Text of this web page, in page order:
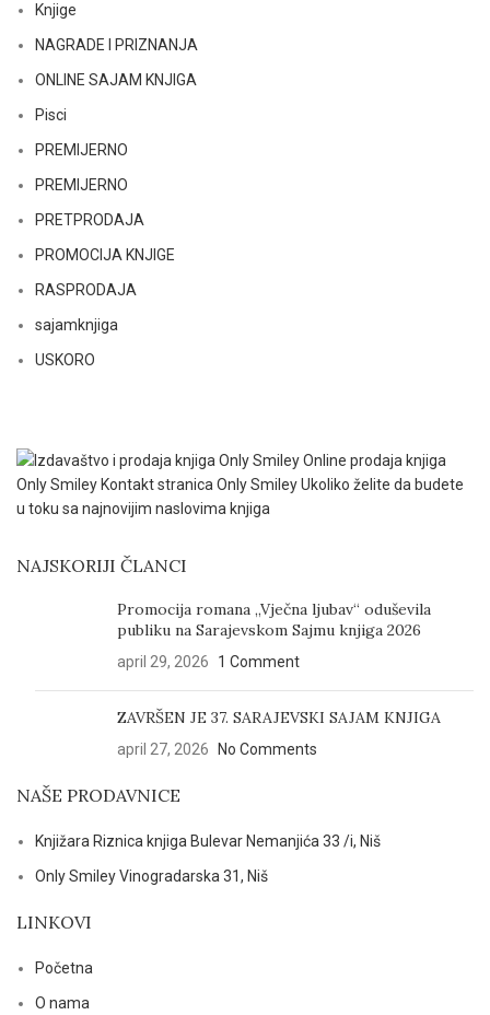
Knjige
NAGRADE I PRIZNANJA
ONLINE SAJAM KNJIGA
Pisci
PREMIJERNO
PREMIJERNO
PRETPRODAJA
PROMOCIJA KNJIGE
RASPRODAJA
sajamknjiga
USKORO
NAJSKORIJI ČLANCI
Promocija romana „Vječna ljubav“ oduševila
publiku na Sarajevskom Sajmu knjiga 2026
april 29, 2026 1 Comment
ZAVRŠEN JE 37. SARAJEVSKI SAJAM KNJIGA
april 27, 2026 No Comments
NAŠE PRODAVNICE
Knjižara Riznica knjiga Bulevar Nemanjića 33 /i, Niš
Only Smiley Vinogradarska 31, Niš
LINKOVI
Početna
O nama